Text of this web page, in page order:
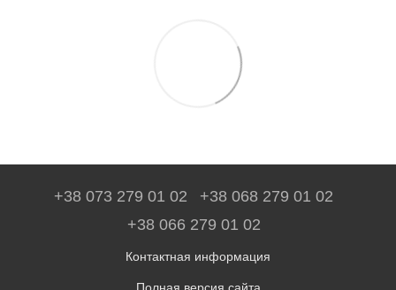
+38 073 279 01 02
+38 068 279 01 02
+38 066 279 01 02
Контактная информация